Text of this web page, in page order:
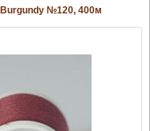
Burgundy №120, 400м